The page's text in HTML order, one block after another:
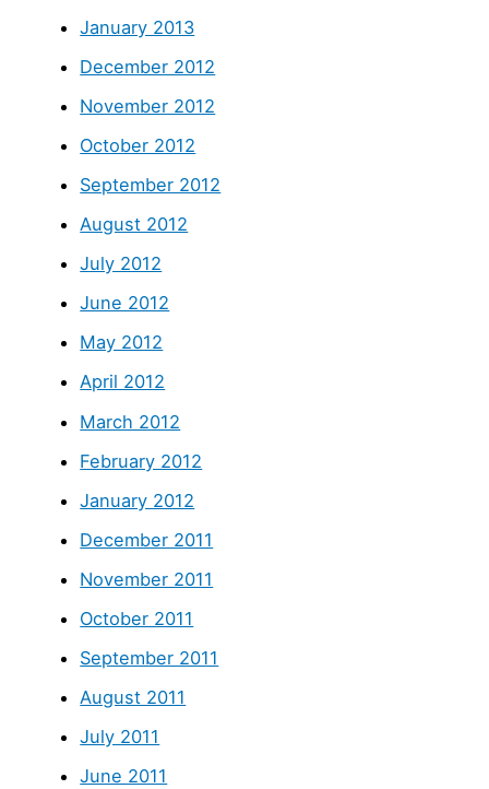
January 2013
December 2012
November 2012
October 2012
September 2012
August 2012
July 2012
June 2012
May 2012
April 2012
March 2012
February 2012
January 2012
December 2011
November 2011
October 2011
September 2011
August 2011
July 2011
June 2011